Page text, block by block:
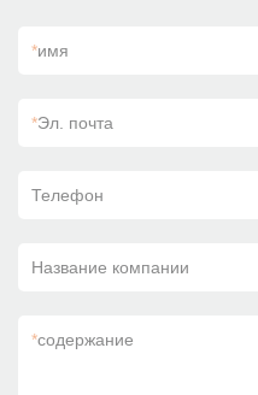
*имя
*Эл. почта
Телефон
Название компании
*содержание